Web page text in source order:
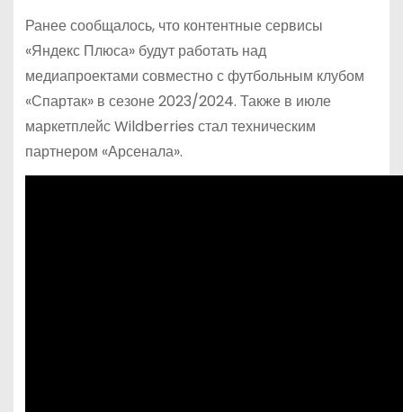
Ранее сообщалось, что контентные сервисы
«Яндекс Плюса» будут работать над
медиапроектами совместно с футбольным клубом
«Спартак» в сезоне 2023/2024. Также в июле
маркетплейс Wildberries стал техническим
партнером «Арсенала».